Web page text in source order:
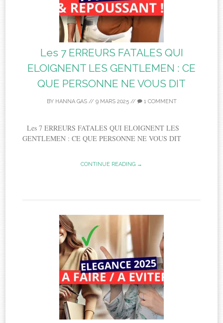
Les 7 ERREURS FATALES QUI
ELOIGNENT LES GENTLEMEN : CE
QUE PERSONNE NE VOUS DIT
BY HANNA GAS// 9 MARS 2025// 1 COMMENT
Les 7 ERREURS FATALES QUI ELOIGNENT LES
GENTLEMEN : CE QUE PERSONNE NE VOUS DIT
CONTINUE READING →